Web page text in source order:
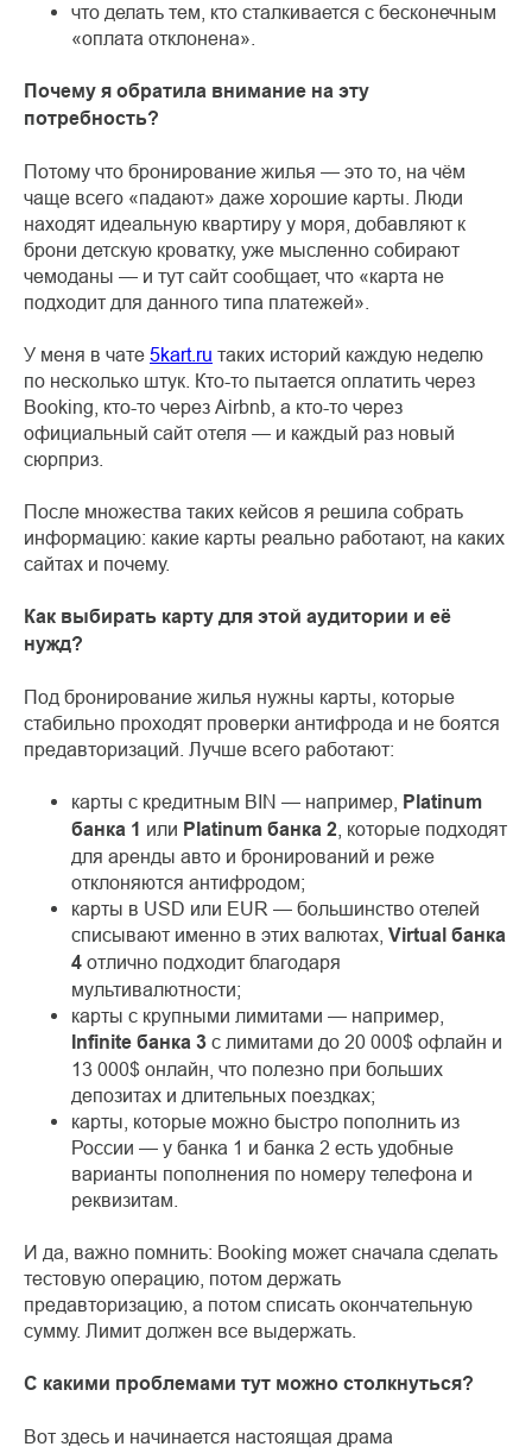
что делать тем, кто сталкивается с бесконечным
«оплата отклонена».
Почему я обратила внимание на эту
потребность?
Потому что бронирование жилья — это то, на чём
чаще всего «падают» даже хорошие карты. Люди
находят идеальную квартиру у моря, добавляют к
брони детскую кроватку, уже мысленно собирают
чемоданы — и тут сайт сообщает, что «карта не
подходит для данного типа платежей».
У меня в чате 5kart.ru таких историй каждую неделю
по несколько штук. Кто-то пытается оплатить через
Booking, кто-то через Airbnb, а кто-то через
официальный сайт отеля — и каждый раз новый
сюрприз.
После множества таких кейсов я решила собрать
информацию: какие карты реально работают, на каких
сайтах и почему.
Как выбирать карту для этой аудитории и её
нужд?
Под бронирование жилья нужны карты, которые
стабильно проходят проверки антифрода и не боятся
предавторизаций. Лучше всего работают:
карты с кредитным BIN — например, Platinum
банка 1 или Platinum банка 2 , которые подходят
для аренды авто и бронирований и реже
отклоняются антифродом;
карты в USD или EUR — большинство отелей
списывают именно в этих валютах, Virtual банка
4 отлично подходит благодаря
мультивалютности;
карты с крупными лимитами — например,
Infinite банка 3 с лимитами до 20 000$ офлайн и
13 000$ онлайн, что полезно при больших
депозитах и длительных поездках;
карты, которые можно быстро пополнить из
России — у банка 1 и банка 2 есть удобные
варианты пополнения по номеру телефона и
реквизитам.
И да, важно помнить: Booking может сначала сделать
тестовую операцию, потом держать
предавторизацию, а потом списать окончательную
сумму. Лимит должен все выдержать.
С какими проблемами тут можно столкнуться?
Вот здесь и начинается настоящая драма